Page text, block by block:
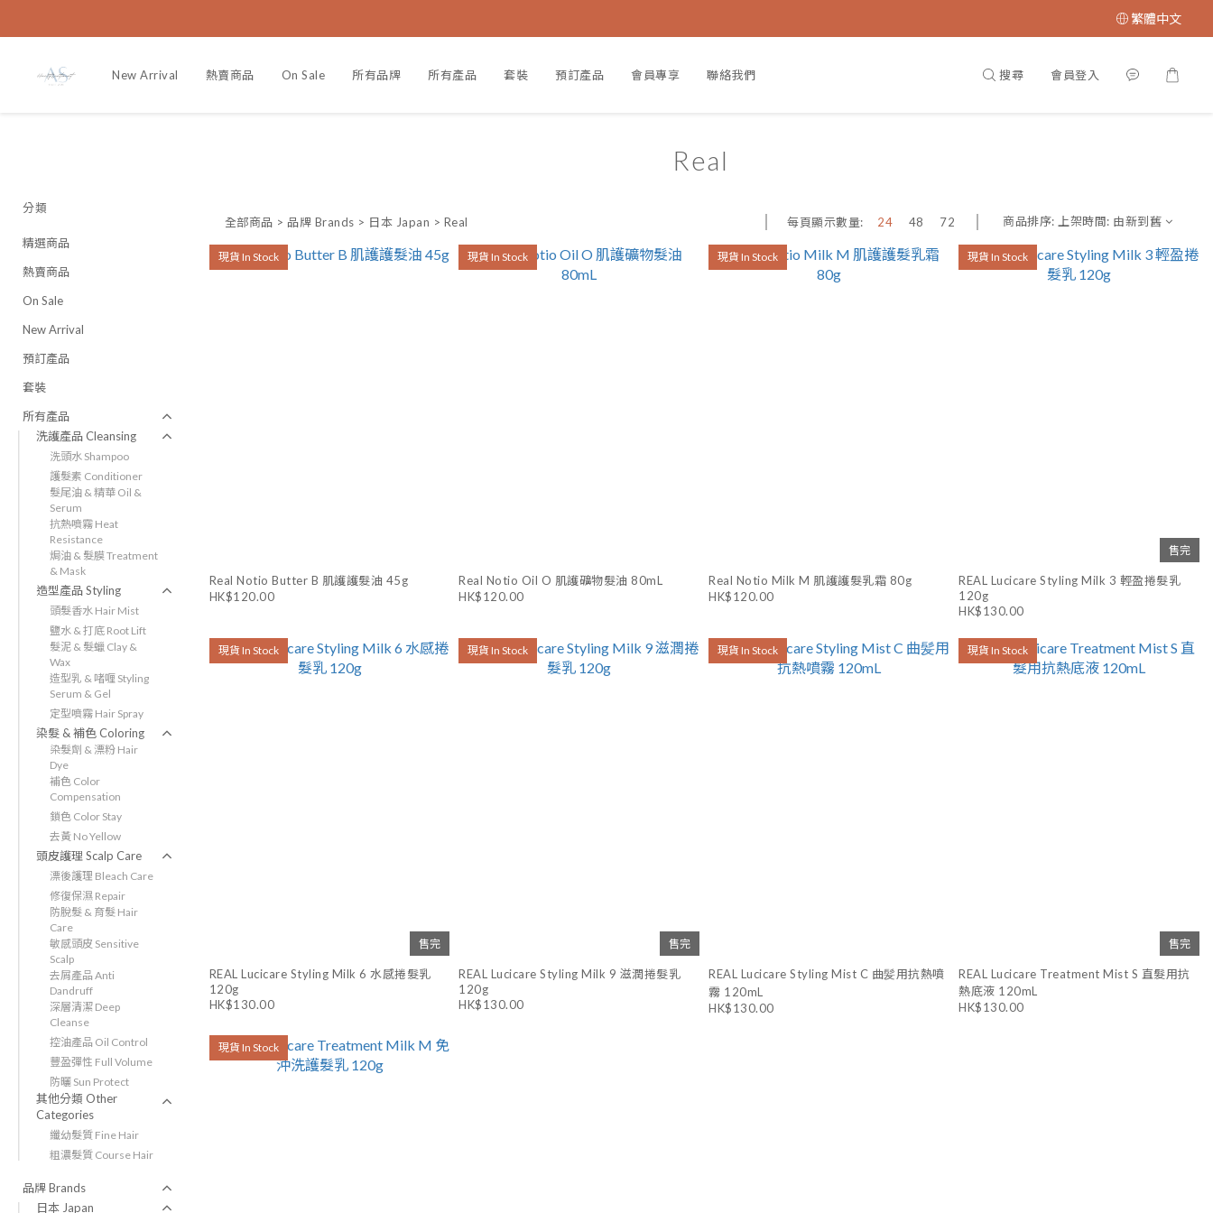
繁體中文
New Arrival 熱賣商品 On Sale 所有品牌 所有產品 套裝 預訂產品 會員專享 聯絡我們 搜尋 會員登入
分類
精選商品
熱賣商品
On Sale
New Arrival
預訂產品
套裝
所有產品
洗護產品 Cleansing
洗頭水 Shampoo
護髮素 Conditioner
髮尾油 & 精華 Oil &
Serum
抗熱噴霧 Heat
Resistance
焗油 & 髮膜 Treatment
& Mask
造型產品 Styling
頭髮香水 Hair Mist
鹽水 & 打底 Root Lift
髮泥 & 髮蠟 Clay &
Wax
造型乳 & 啫喱 Styling
Serum & Gel
定型噴霧 Hair Spray
染髮 & 補色 Coloring
染髮劑 & 漂粉 Hair
Dye
補色 Color
Compensation
鎖色 Color Stay
去黃 No Yellow
頭皮護理 Scalp Care
漂後護理 Bleach Care
修復保濕 Repair
防脫髮 & 育髮 Hair
Care
敏感頭皮 Sensitive
Scalp
去屑產品 Anti
Dandruff
深層清潔 Deep
Cleanse
控油產品 Oil Control
豐盈彈性 Full Volume
防曬 Sun Protect
其他分類 Other
Categories
纖幼髮質 Fine Hair
粗濃髮質 Course Hair
品牌 Brands
日本 Japan
Real
全部商品 > 品牌 Brands > 日本 Japan > Real 每頁顯示數量: 24 48 72 商品排序: 上架時間: 由新到舊
現貨 In Stock
Real Notio Butter B 肌護護髮油 45g
HK$120.00
現貨 In Stock
Real Notio Oil O 肌護礦物髮油 80mL
HK$120.00
現貨 In Stock
Real Notio Milk M 肌護護髮乳霜 80g
HK$120.00
現貨 In Stock
售完
REAL Lucicare Styling Milk 3 輕盈捲髮乳
120g
HK$130.00
現貨 In Stock
售完
REAL Lucicare Styling Milk 6 水感捲髮乳
120g
HK$130.00
現貨 In Stock
售完
REAL Lucicare Styling Milk 9 滋潤捲髮乳
120g
HK$130.00
現貨 In Stock
REAL Lucicare Styling Mist C 曲髪用抗熱噴
霧 120mL
HK$130.00
現貨 In Stock
售完
REAL Lucicare Treatment Mist S 直髮用抗
熱底液 120mL
HK$130.00
現貨 In Stock